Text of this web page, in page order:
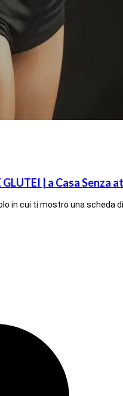
| a Casa Senza
in cui ti mostro una scheda